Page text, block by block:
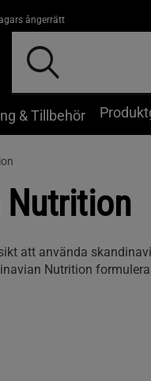
ångerrätt
& Tillbehör
Nutrition
att använda
Nutrition